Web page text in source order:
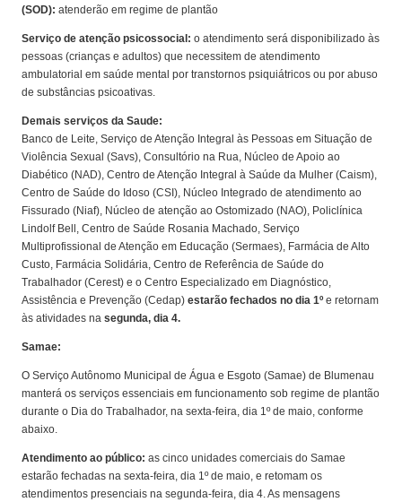
(SOD):atenderão em regime de plantão
Serviço de atenção psicossocial:o atendimento será disponibilizado às
pessoas (crianças e adultos) que necessitem de atendimento
ambulatorial em saúde mental por transtornos psiquiátricos ou por abuso
de substâncias psicoativas.
Demais serviços da Saude:
Banco de Leite, Serviço de Atenção Integral às Pessoas em Situação de
Violência Sexual (Savs), Consultório na Rua, Núcleo de Apoio ao
Diabético (NAD), Centro de Atenção Integral à Saúde da Mulher (Caism),
Centro de Saúde do Idoso (CSI), Núcleo Integrado de atendimento ao
Fissurado (Niaf), Núcleo de atenção ao Ostomizado (NAO), Policlínica
Lindolf Bell, Centro de Saúde Rosania Machado, Serviço
Multiprofissional de Atenção em Educação (Sermaes), Farmácia de Alto
Custo, Farmácia Solidária, Centro de Referência de Saúde do
Trabalhador (Cerest) e o Centro Especializado em Diagnóstico,
Assistência e Prevenção (Cedap)estarão fechados no dia 1ºe retornam
às atividades nasegunda, dia 4.
Samae:
O Serviço Autônomo Municipal de Água e Esgoto (Samae) de Blumenau
manterá os serviços essenciais em funcionamento sob regime de plantão
durante o Dia do Trabalhador, na sexta-feira, dia 1º de maio, conforme
abaixo.
Atendimento ao público:as cinco unidades comerciais do Samae
estarão fechadas na sexta-feira, dia 1º de maio, e retomam os
atendimentos presenciais na segunda-feira, dia 4. As mensagens